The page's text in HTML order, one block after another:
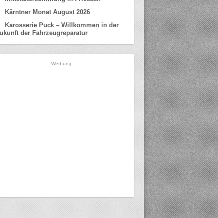
Kärntner Monat August 2026
Karosserie Puck – Willkommen in der
der Fahrzeugreparatur
Werbung